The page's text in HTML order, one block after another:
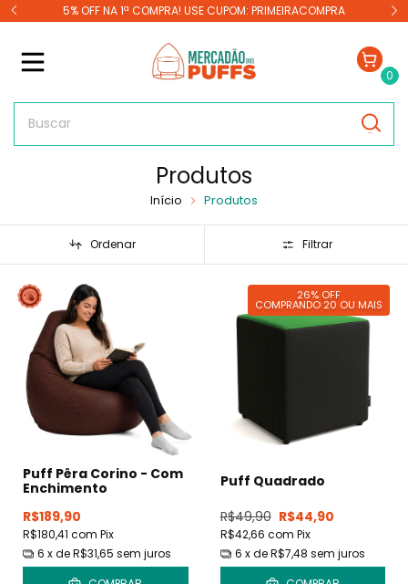
5% OFF NA 1ª COMPRA! USE CUPOM: PRIMEIRACOMPRA
0
Produtos
Início Produtos
Ordenar Filtrar
Puff Pêra Corino - Com
Enchimento
R$189,90
R$180,41 com Pix
6 x deR$31,65 sem juros
26% OFF
COMPRANDO 20 OU MAIS
Puff Quadrado
R$49,90 R$44,90
R$42,66 com Pix
6 x deR$7,48 sem juros